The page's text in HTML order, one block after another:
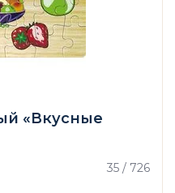
«Вкусные
35 / 726